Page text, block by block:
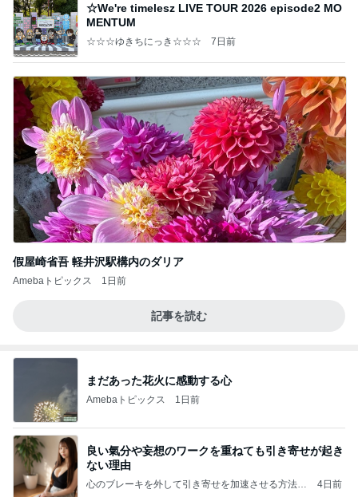
☆We're timelesz LIVE TOUR 2026 episode2 MO
MENTUM
☆☆☆ゆきちにっき☆☆☆ 7日前
假屋崎省吾 軽井沢駅構内のダリア
Amebaトピックス 1日前
記事を読む
まだあった花火に感動する心
Amebaトピックス 1日前
良い氣分や妄想のワークを重ねても引き寄せが起き
ない理由
心のブレーキを外して引き寄せを加速させる方法：
4日前